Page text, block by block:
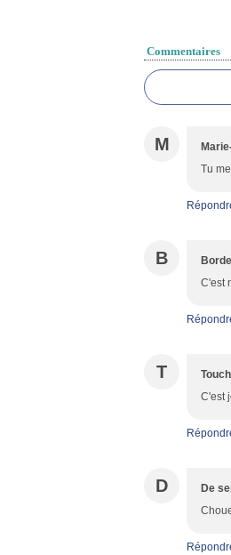
Commentaires
M
Tu
B
C'est
T
C'est
D De